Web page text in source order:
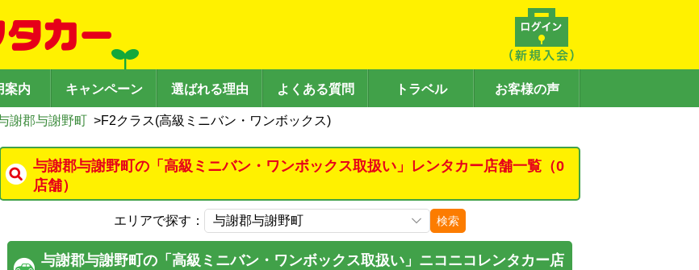
案内 キャンペーン 選ばれる理由 よくある質問 トラベル お客様の声
謝郡与謝野町 >F2クラス(高級ミニバン・ワンボックス)
与謝郡与謝野町の「高級ミニバン・ワンボックス取扱い」レンタカー店舗一覧（0
店舗）
エリアで探す： 検索
与謝郡与謝野町の「高級ミニバン・ワンボックス取扱い」ニコニコレンタカー店